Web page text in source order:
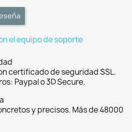
el equipo de soporte
certificado de seguridad SSL.
Paypal o 3D Secure.
y precisos. Más de 48000